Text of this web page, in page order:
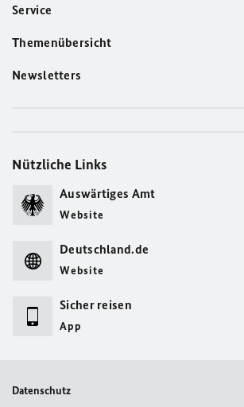
Service
Themenübersicht
Newsletters
Nützliche Links
Auswärtiges Amt
Website
Deutschland.de
Website
Sicher reisen
App
Datenschutz